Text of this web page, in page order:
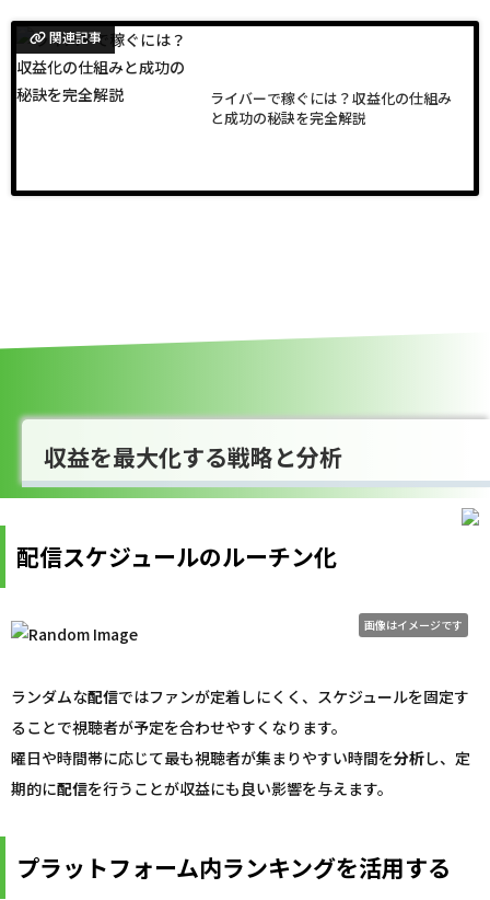
関連記事
ライバーで稼ぐには？収益化の仕組み
と成功の秘訣を完全解説
収益を最大化する戦略と分析
配信スケジュールのルーチン化
画像はイメージです
ランダムな配信ではファンが定着しにくく、スケジュールを固定す
ることで視聴者が予定を合わせやすくなります。
曜日や時間帯に応じて最も視聴者が集まりやすい時間を分析し、定
期的に配信を行うことが収益にも良い影響を与えます。
プラットフォーム内ランキングを活用する